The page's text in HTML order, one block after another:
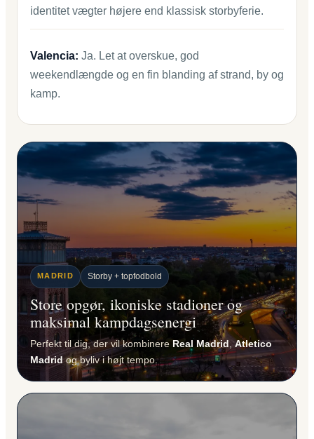
identitet vægter højere end klassisk storbyferie.
Valencia: Ja. Let at overskue, god
weekendlængde og en fin blanding af strand, by og
kamp.
MADRID Storby + topfodbold
Store opgør, ikoniske stadioner og
maksimal kampdagsenergi
Perfekt til dig, der vil kombinere Real Madrid,Atletico
Madridog byliv i højt tempo.